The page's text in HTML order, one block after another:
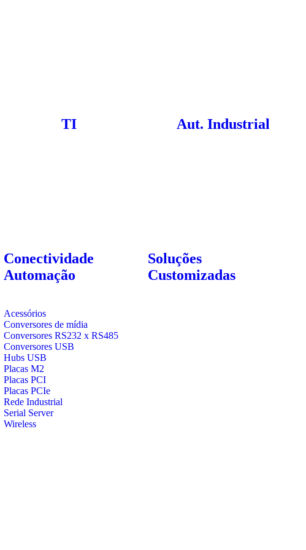
TI Aut. Industrial
Conectividade
Automação
Acessórios
Conversores de mídia
Conversores RS232 x RS485
Conversores USB
Hubs USB
Placas M2
Placas PCI
Placas PCIe
Rede Industrial
Serial Server
Wireless
Soluções
Customizadas